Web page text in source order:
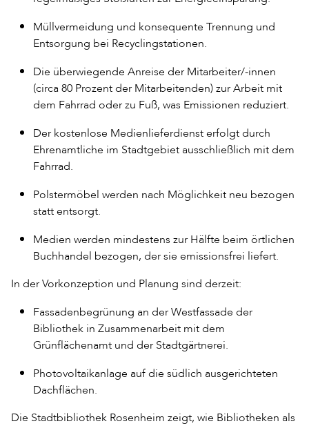
Müllvermeidung und konsequente Trennung und
Entsorgung bei Recyclingstationen.
Die überwiegende Anreise der Mitarbeiter/-innen
(circa 80 Prozent der Mitarbeitenden) zur Arbeit mit
dem Fahrrad oder zu Fuß, was Emissionen reduziert.
Der kostenlose Medienlieferdienst erfolgt durch
Ehrenamtliche im Stadtgebiet ausschließlich mit dem
Fahrrad.
Polstermöbel werden nach Möglichkeit neu bezogen
statt entsorgt.
Medien werden mindestens zur Hälfte beim örtlichen
Buchhandel bezogen, der sie emissionsfrei liefert.
In der Vorkonzeption und Planung sind derzeit:
Fassadenbegrünung an der Westfassade der
Bibliothek in Zusammenarbeit mit dem
Grünflächenamt und der Stadtgärtnerei.
Photovoltaikanlage auf die südlich ausgerichteten
Dachflächen.
Die Stadtbibliothek Rosenheim zeigt, wie Bibliotheken als